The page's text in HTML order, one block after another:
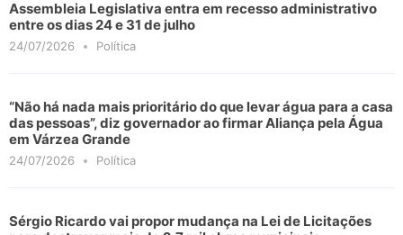
Assembleia Legislativa entra em recesso administrativo
entre os dias 24 e 31 de julho
24/07/2026 Política
“Não há nada mais prioritário do que levar água para a casa
das pessoas”, diz governador ao firmar Aliança pela Água
em Várzea Grande
24/07/2026 Política
Sérgio Ricardo vai propor mudança na Lei de Licitações